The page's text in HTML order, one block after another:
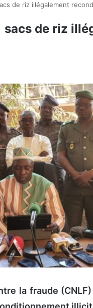
de riz illégalement
sacs de riz
la fraude